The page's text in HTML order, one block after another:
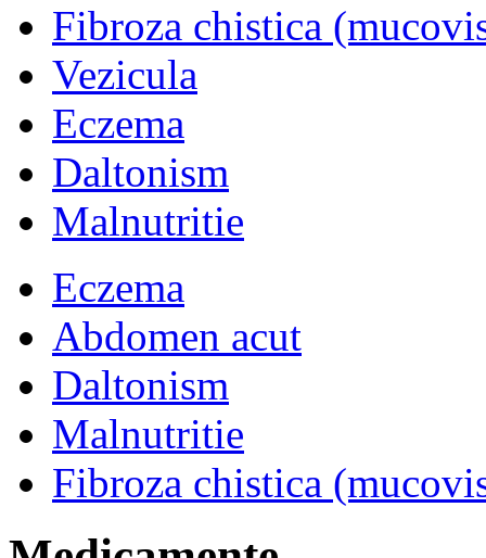
Fibroza chistica
Vezicula
Eczema
Daltonism
Malnutritie
Eczema
Abdomen acut
Daltonism
Malnutritie
Fibroza chistica